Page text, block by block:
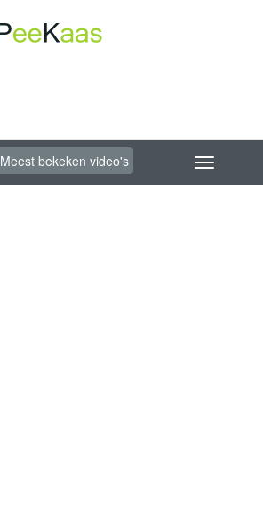
Meest bekeken video's